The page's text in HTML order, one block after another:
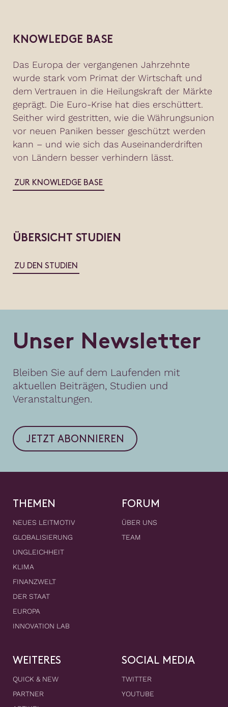
KNOWLEDGE BASE
Das Europa der vergangenen Jahrzehnte
wurde stark vom Primat der Wirtschaft und
dem Vertrauen in die Heilungskraft der Märkte
geprägt. Die Euro-Krise hat dies erschüttert.
Seither wird gestritten, wie die Währungsunion
vor neuen Paniken besser geschützt werden
kann – und wie sich das Auseinanderdriften
von Ländern besser verhindern lässt.
ZUR KNOWLEDGE BASE
ÜBERSICHT STUDIEN
ZU DEN STUDIEN
Unser Newsletter
Bleiben Sie auf dem Laufenden mit
aktuellen Beiträgen, Studien und
Veranstaltungen.
JETZT ABONNIEREN
THEMEN
NEUES LEITMOTIV
GLOBALISIERUNG
UNGLEICHHEIT
KLIMA
FINANZWELT
DER STAAT
EUROPA
INNOVATION LAB
FORUM
ÜBER UNS
TEAM
WEITERES
QUICK & NEW
PARTNER
SOCIAL MEDIA
TWITTER
YOUTUBE